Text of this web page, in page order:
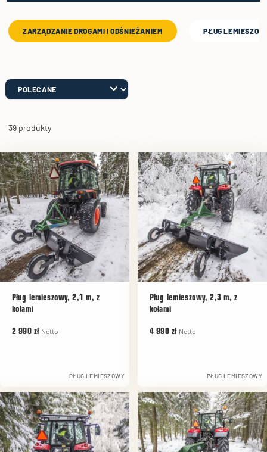
ZARZĄDZANIE DROGAMI I ODŚNIEŻANIEM PŁUG
39 produkty
Pług lemieszowy, 2,1 m, z
kołami
2 990 zł Netto
PŁUG LEMIESZOWY
Pług lemieszowy, 2,3 m, z
kołami
4 990 zł Netto
PŁUG LEMIESZOWY